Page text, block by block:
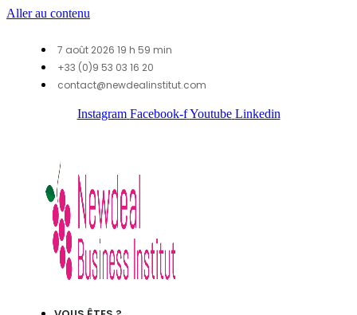
Aller au contenu
7 août 2026 19 h 59 min
+33 (0)9 53 03 16 20
contact@newdealinstitut.com
Instagram Facebook-f Youtube Linkedin